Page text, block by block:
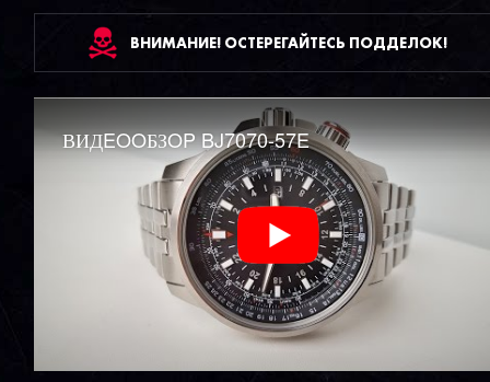
ВНИМАНИЕ! ОСТЕРЕГАЙТЕСЬ ПОДДЕЛОК!
ВИДEOOБЗOP BJ7070-57E